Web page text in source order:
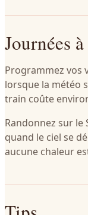
Journées
Programmez vos
lorsque la météo
train coûte
Randonnez sur le
quand le ciel se
aucune chaleur